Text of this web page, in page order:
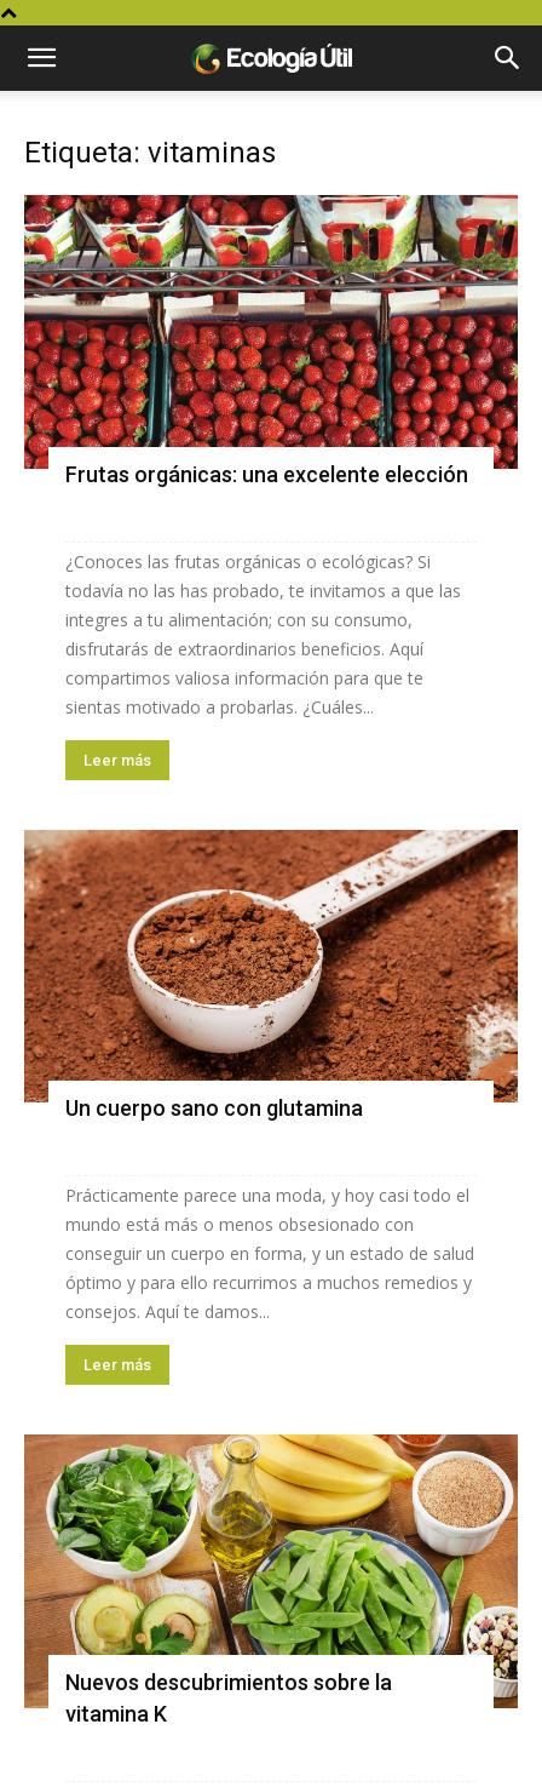
Etiqueta: vitaminas
Frutas orgánicas: una excelente elección
¿Conoces las frutas orgánicas o ecológicas? Si
todavía no las has probado, te invitamos a que las
integres a tu alimentación; con su consumo,
disfrutarás de extraordinarios beneficios. Aquí
compartimos valiosa información para que te
sientas motivado a probarlas. ¿Cuáles...
Leer más
Un cuerpo sano con glutamina
Prácticamente parece una moda, y hoy casi todo el
mundo está más o menos obsesionado con
conseguir un cuerpo en forma, y un estado de salud
óptimo y para ello recurrimos a muchos remedios y
consejos. Aquí te damos...
Leer más
Nuevos descubrimientos sobre la
vitamina K